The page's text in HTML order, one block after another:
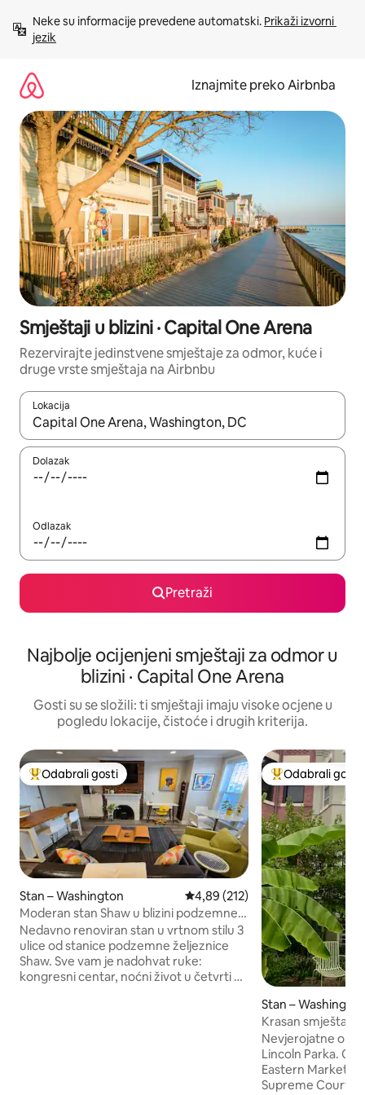
sadržaj
Neke su informacije prevedene automatski. Prikaži izvorni
jezik
Iznajmite preko Airbnba
Smještaji u blizini · Capital One Arena
Rezervirajte jedinstvene smještaje za odmor, kuće i
druge vrste smještaja na Airbnbu
Lokacija
Kada budu dostupni rezultati, moći ćete ih pregledati
Dolazak
Odlazak
Pretraži
Najbolje ocijenjeni smještaji za odmor u
blizini · Capital One Arena
Gosti su se složili: ti smještaji imaju visoke ocjene u
pogledu lokacije, čistoće i drugih kriterija.
Među najviše rangiranima s oznakom „Odabrali gosti”
Odabrali gosti
Stan – Washington Prosječna ocjena: 4,89/5,
4,89 (212)
Moderan stan Shaw u blizini podzemne
željeznice
Nedavno renoviran stan u vrtnom stilu 3
ulice od stanice podzemne željeznice
Shaw. Sve vam je nadohvat ruke:
kongresni centar, noćni život u četvrti U
Među najviše
Odabrali gosti
Stan –
Krasan smještaj
razina)
Nevjerojatne
Lincoln Parka.
Eastern Market,
Supreme Court in